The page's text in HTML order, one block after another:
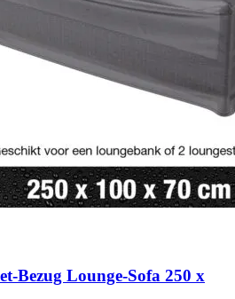
Bezug Lounge-Sofa 250 x